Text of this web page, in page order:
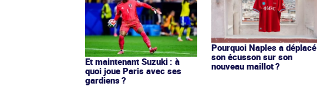
Et maintenant Suzuki : à
quoi joue Paris avec ses
gardiens ?
Pourquoi Naples a déplacé
son écusson sur son
nouveau maillot ?